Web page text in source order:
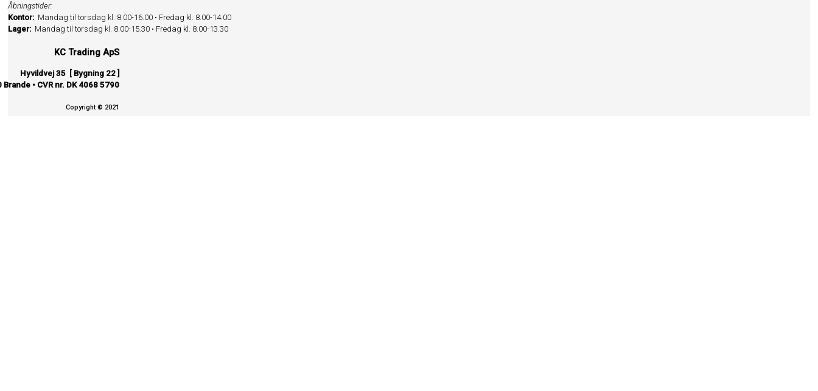
Åbningstider:
Kontor: Mandag til torsdag kl. 8.00-16.00 • Fredag kl. 8.00-14.00
Lager: Mandag til torsdag kl. 8.00-15.30 • Fredag kl. 8.00-13.30
KC Trading ApS
Hyvildvej 35 [ Bygning 22 ]
Brande • CVR nr. DK 4068 5790
Copyright © 2021